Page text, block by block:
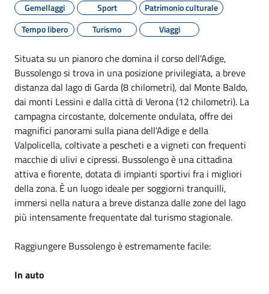
Gemellaggi
Sport
Patrimonio culturale
Tempo libero
Turismo Viaggi
Situata su un pianoro che domina il corso dell'Adige,
Bussolengo si trova in una posizione privilegiata, a breve
distanza dal lago di Garda (8 chilometri), dal Monte Baldo,
dai monti Lessini e dalla città di Verona (12 chilometri). La
campagna circostante, dolcemente ondulata, offre dei
magnifici panorami sulla piana dell'Adige e della
Valpolicella, coltivate a pescheti e a vigneti con frequenti
macchie di ulivi e cipressi. Bussolengo è una cittadina
attiva e fiorente, dotata di impianti sportivi fra i migliori
della zona. È un luogo ideale per soggiorni tranquilli,
immersi nella natura a breve distanza dalle zone del lago
più intensamente frequentate dal turismo stagionale.
Raggiungere Bussolengo è estremamente facile:
In auto